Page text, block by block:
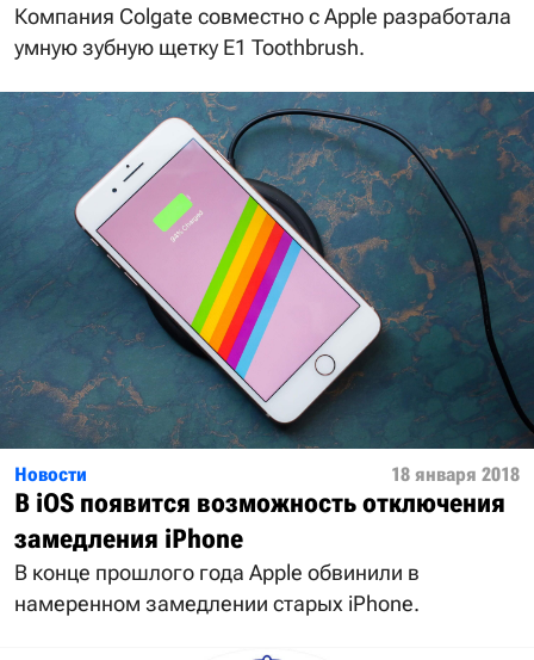
Компания Colgate совместно с Apple разработала
умную зубную щетку E1 Toothbrush.
Новости 18 января 2018
В iOS появится возможность отключения
замедления iPhone
В конце прошлого года Apple обвинили в
намеренном замедлении старых iPhone.